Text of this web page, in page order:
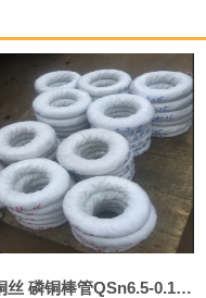
331,000 -10,000
92,000 1,000
88,000 1,000
17,500 0
19,000 100
18,100 100磷铜丝 磷铜棒管QSn6.5-0.1 7-0.2 8-0.3